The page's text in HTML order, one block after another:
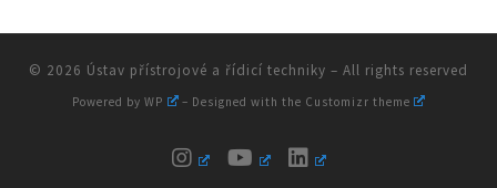
© 2026 Ústav přístrojové a řídicí techniky – All rights reserved
Powered byWP – Designed with the Customizr theme